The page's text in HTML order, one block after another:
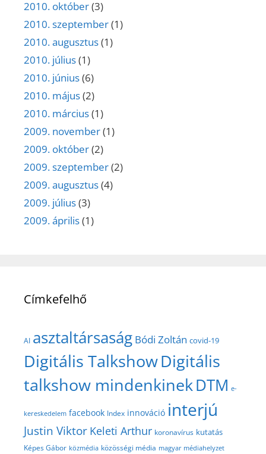
2010. október(3)
2010. szeptember(1)
2010. augusztus(1)
2010. július(1)
2010. június(6)
2010. május(2)
2010. március(1)
2009. november(1)
2009. október(2)
2009. szeptember(2)
2009. augusztus(4)
2009. július(3)
2009. április(1)
Címkefelhő
AI asztaltársaság Bódi Zoltán covid-19
Digitális TalkshowDigitális
talkshow mindenkinekDTM e-
kereskedelem facebook Index innováció interjú
Justin Viktor Keleti Arthur koronavírus kutatás
Képes Gábor közmédia közösségi média magyar médiahelyzet